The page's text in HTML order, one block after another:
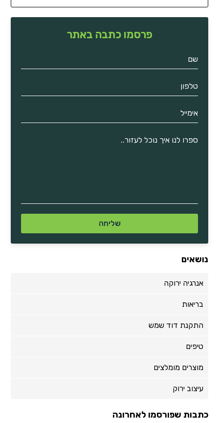
פרסמו כתבה באתר
נושאים
אנרגיה ירוקה
בריאות
התקנת דוד שמש
טיפים
מוצרים מומלצים
עיצוב ירוק
כתבות שפורסמו לאחרונה